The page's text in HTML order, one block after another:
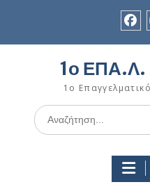
1ο ΕΠΑ.Λ.
1ο
Search
for: